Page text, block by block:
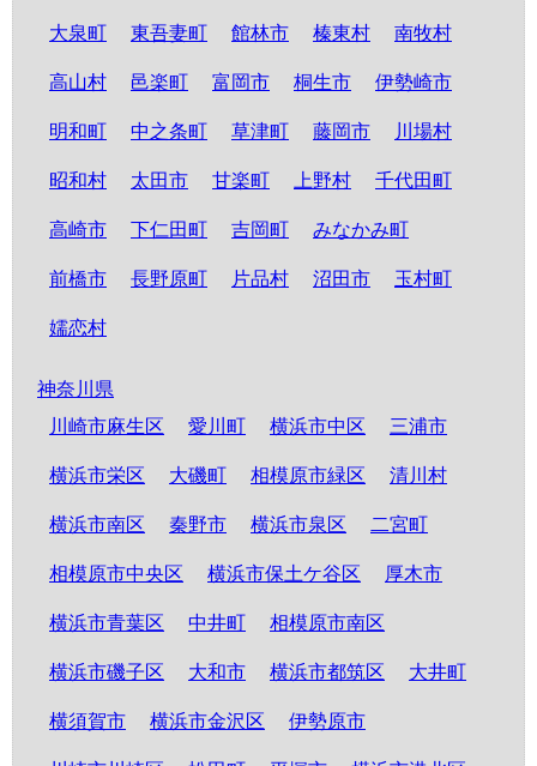
大泉町 東吾妻町 館林市 榛東村 南牧村
高山村 邑楽町 富岡市 桐生市 伊勢崎市
明和町 中之条町 草津町 藤岡市 川場村
昭和村 太田市 甘楽町 上野村 千代田町
高崎市 下仁田町 吉岡町 みなかみ町
前橋市 長野原町 片品村 沼田市 玉村町
嬬恋村
神奈川県
川崎市麻生区
愛川町 横浜市中区 三浦市
横浜市栄区 大磯町 相模原市緑区 清川村
横浜市南区 秦野市 横浜市泉区 二宮町
相模原市中央区 横浜市保土ケ谷区 厚木市
横浜市青葉区 中井町 相模原市南区
横浜市磯子区 大和市 横浜市都筑区 大井町
横須賀市 横浜市金沢区 伊勢原市